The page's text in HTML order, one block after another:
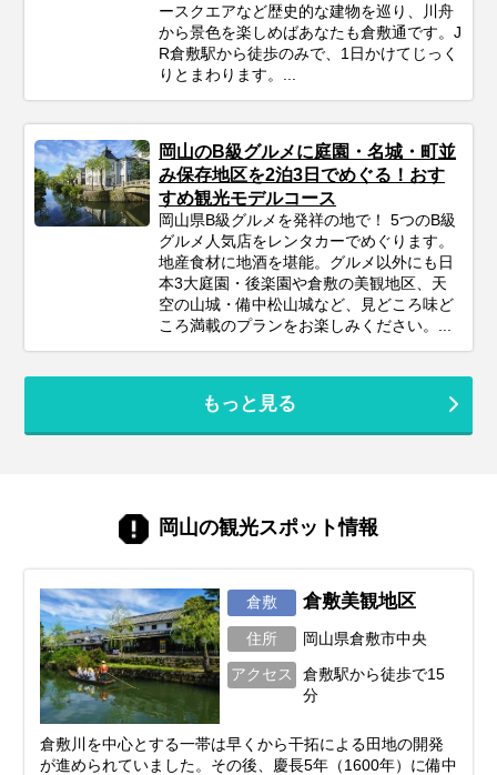
ースクエアなど歴史的な建物を巡り、川舟
から景色を楽しめばあなたも倉敷通です。J
R倉敷駅から徒歩のみで、1日かけてじっく
りとまわります。...
岡山のB級グルメに庭園・名城・町並
み保存地区を2泊3日でめぐる！おす
すめ観光モデルコース
岡山県B級グルメを発祥の地で！ 5つのB級
グルメ人気店をレンタカーでめぐります。
地産食材に地酒を堪能。グルメ以外にも日
本3大庭園・後楽園や倉敷の美観地区、天
空の山城・備中松山城など、見どころ味ど
ころ満載のプランをお楽しみください。...
もっと見る
岡山の観光スポット情報
倉敷 倉敷美観地区
住所 岡山県倉敷市中央
アクセス
倉敷駅から徒歩で15
分
倉敷川を中心とする一帯は早くから干拓による田地の開発
が進められていました。その後、慶長5年（1600年）に備中